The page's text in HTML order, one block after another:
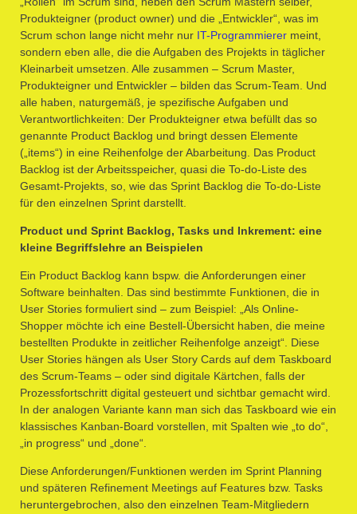
Produkteigner (product owner) und die „Entwickler“, was im
Scrum schon lange nicht mehr nur IT-Programmierer meint,
sondern eben alle, die die Aufgaben des Projekts in täglicher
Kleinarbeit umsetzen. Alle zusammen – Scrum Master,
Produkteigner und Entwickler – bilden das Scrum-Team. Und
alle haben, naturgemäß, je spezifische Aufgaben und
Verantwortlichkeiten: Der Produkteigner etwa befüllt das so
genannte Product Backlog und bringt dessen Elemente
(„items“) in eine Reihenfolge der Abarbeitung. Das Product
Backlog ist der Arbeitsspeicher, quasi die To-do-Liste des
Gesamt-Projekts, so, wie das Sprint Backlog die To-do-Liste
für den einzelnen Sprint darstellt.
Product und Sprint Backlog, Tasks und Inkrement: eine
kleine Begriffslehre an Beispielen
Ein Product Backlog kann bspw. die Anforderungen einer
Software beinhalten. Das sind bestimmte Funktionen, die in
User Stories formuliert sind – zum Beispiel: „Als Online-
Shopper möchte ich eine Bestell-Übersicht haben, die meine
bestellten Produkte in zeitlicher Reihenfolge anzeigt“. Diese
User Stories hängen als User Story Cards auf dem Taskboard
des Scrum-Teams – oder sind digitale Kärtchen, falls der
Prozessfortschritt digital gesteuert und sichtbar gemacht wird.
In der analogen Variante kann man sich das Taskboard wie ein
klassisches Kanban-Board vorstellen, mit Spalten wie „to do“,
„in progress“ und „done“.
Diese Anforderungen/Funktionen werden im Sprint Planning
und späteren Refinement Meetings auf Features bzw. Tasks
heruntergebrochen, also den einzelnen Team-Mitgliedern